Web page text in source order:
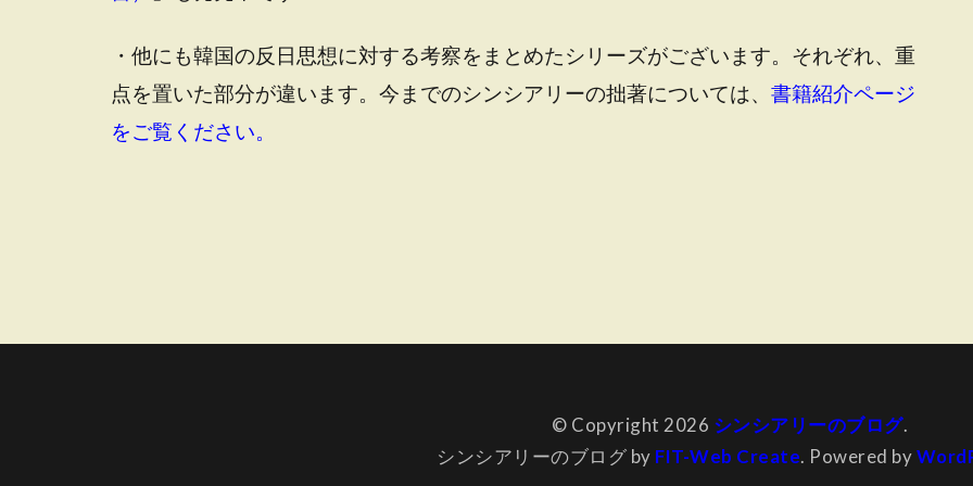
・他にも韓国の反日思想に対する考察をまとめたシリーズがございます。それぞれ、重
点を置いた部分が違います。今までのシンシアリーの拙著については、 書籍紹介ページ
をご覧ください。
© Copyright 2026 シンシアリーのブログ.
シンシアリーのブログ by FIT-Web Create. Powered by